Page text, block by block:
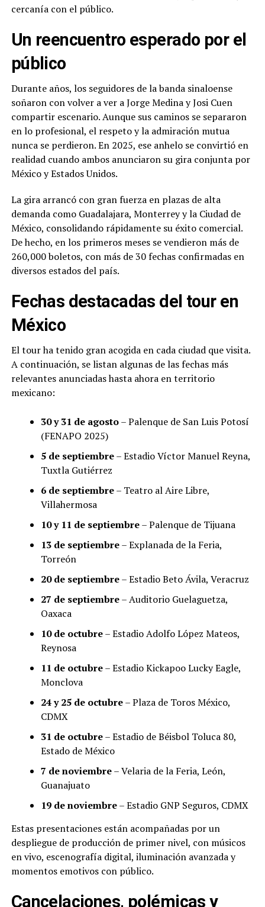
cercanía con el público.
Un reencuentro esperado por el
público
Durante años, los seguidores de la banda sinaloense
soñaron con volver a ver a Jorge Medina y Josi Cuen
compartir escenario. Aunque sus caminos se separaron
en lo profesional, el respeto y la admiración mutua
nunca se perdieron. En 2025, ese anhelo se convirtió en
realidad cuando ambos anunciaron su gira conjunta por
México y Estados Unidos.
La gira arrancó con gran fuerza en plazas de alta
demanda como Guadalajara, Monterrey y la Ciudad de
México, consolidando rápidamente su éxito comercial.
De hecho, en los primeros meses se vendieron más de
260,000 boletos, con más de 30 fechas confirmadas en
diversos estados del país.
Fechas destacadas del tour en
México
El tour ha tenido gran acogida en cada ciudad que visita.
A continuación, se listan algunas de las fechas más
relevantes anunciadas hasta ahora en territorio
mexicano:
30 y 31 de agosto– Palenque de San Luis Potosí
(FENAPO 2025)
5 de septiembre– Estadio Víctor Manuel Reyna,
Tuxtla Gutiérrez
6 de septiembre– Teatro al Aire Libre,
Villahermosa
10 y 11 de septiembre– Palenque de Tijuana
13 de septiembre– Explanada de la Feria,
Torreón
20 de septiembre– Estadio Beto Ávila, Veracruz
27 de septiembre– Auditorio Guelaguetza,
Oaxaca
10 de octubre– Estadio Adolfo López Mateos,
Reynosa
11 de octubre– Estadio Kickapoo Lucky Eagle,
Monclova
24 y 25 de octubre– Plaza de Toros México,
CDMX
31 de octubre– Estadio de Béisbol Toluca 80,
Estado de México
7 de noviembre– Velaria de la Feria, León,
Guanajuato
19 de noviembre– Estadio GNP Seguros, CDMX
Estas presentaciones están acompañadas por un
despliegue de producción de primer nivel, con músicos
en vivo, escenografía digital, iluminación avanzada y
momentos emotivos con público.
Cancelaciones, polémicas y